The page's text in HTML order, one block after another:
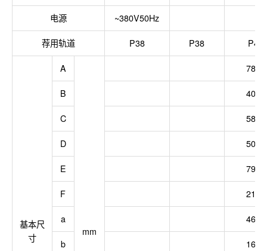
电源 ~380V50Hz
荐用轨道 P38 P38 P43
基本尺
寸
A
mm
7850
B 4000
C 5800
D 5000
E 7950
F 2150
a 4650
b 1625